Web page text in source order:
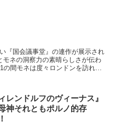
『国会議事堂』の連作が展示され
ネの洞察力の素晴らしさが伝わ
の間モネは度々ロンドンを訪れま
レンドルフのヴィーナス』
神それともポルノ的存